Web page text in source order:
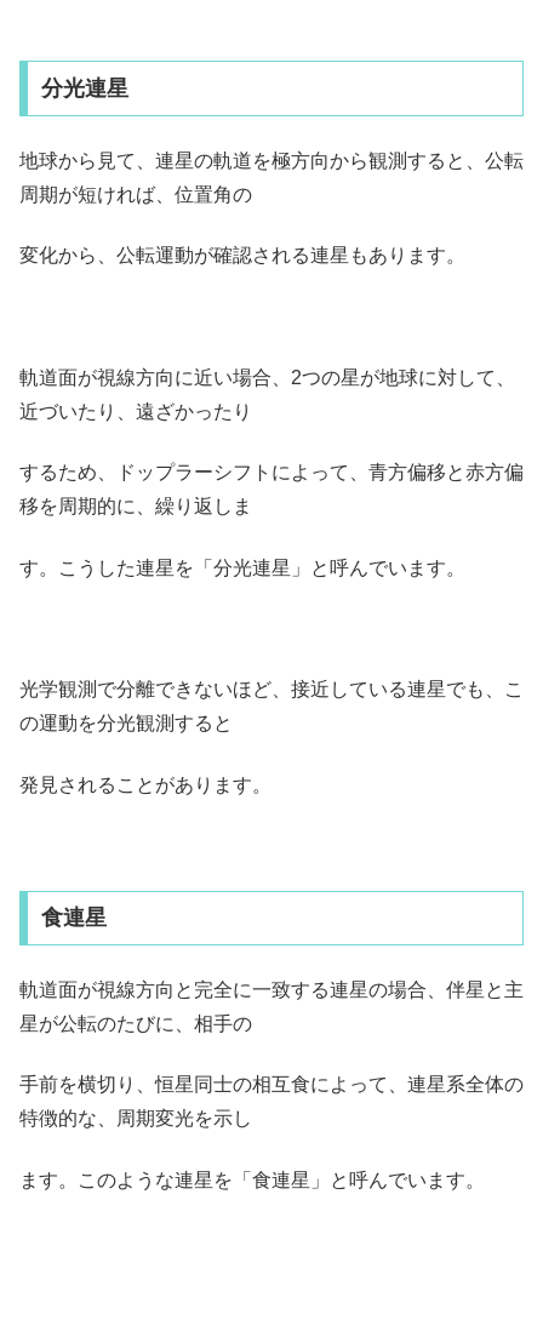
分光連星
地球から見て、連星の軌道を極方向から観測すると、公転
周期が短ければ、位置角の
変化から、公転運動が確認される連星もあります。
軌道面が視線方向に近い場合、2つの星が地球に対して、
近づいたり、遠ざかったり
するため、ドップラーシフトによって、青方偏移と赤方偏
移を周期的に、繰り返しま
す。こうした連星を「分光連星」と呼んでいます。
光学観測で分離できないほど、接近している連星でも、こ
の運動を分光観測すると
発見されることがあります。
食連星
軌道面が視線方向と完全に一致する連星の場合、伴星と主
星が公転のたびに、相手の
手前を横切り、恒星同士の相互食によって、連星系全体の
特徴的な、周期変光を示し
ます。このような連星を「食連星」と呼んでいます。